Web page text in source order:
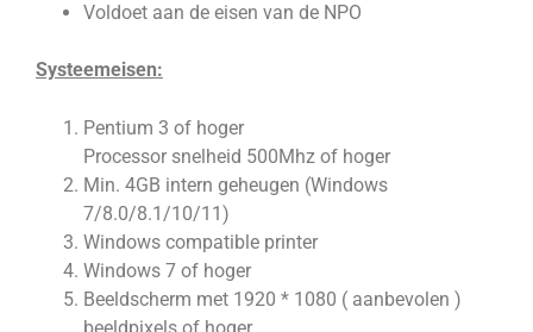
Voldoet aan de eisen van de NPO
Systeemeisen:
Pentium 3 of hoger
Processor snelheid 500Mhz of hoger
Min. 4GB intern geheugen (Windows
7/8.0/8.1/10/11)
Windows compatible printer
Windows 7 of hoger
Beeldscherm met 1920 * 1080 ( aanbevolen )